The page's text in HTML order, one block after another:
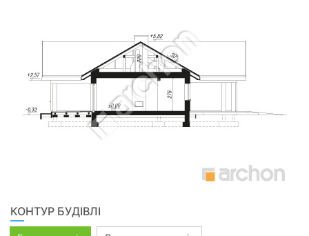
КОНТУР БУДІВЛІ